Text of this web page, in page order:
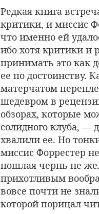
Редкая книга
критики, и миссис
что именно ей
ибо хотя критики и
принимать это как
ее по достоинству.
матерчатом
шедевром в
обзорах, которые
солидного клуба, —
хвалили ее. Но
миссис Форрестер
пошлая чернь не
прихотливым
вовсе почти не
которой порицал